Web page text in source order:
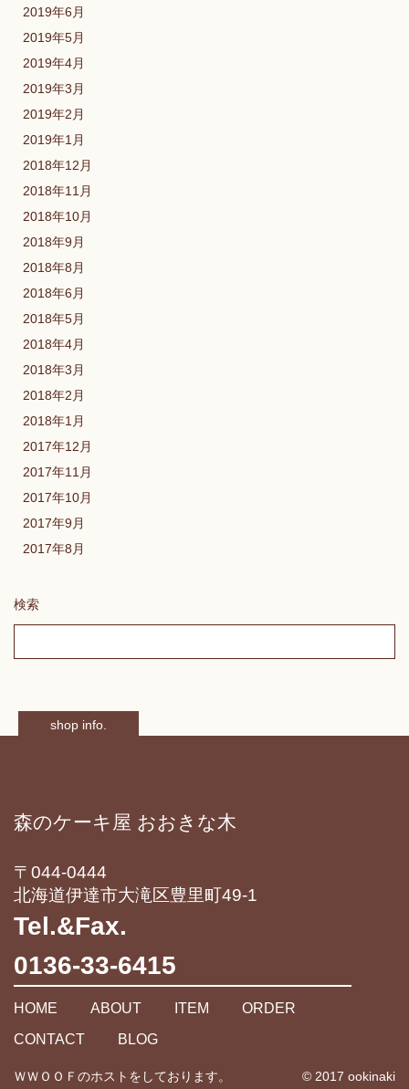
2019年6月
2019年5月
2019年4月
2019年3月
2019年2月
2019年1月
2018年12月
2018年11月
2018年10月
2018年9月
2018年8月
2018年6月
2018年5月
2018年4月
2018年3月
2018年2月
2018年1月
2017年12月
2017年11月
2017年10月
2017年9月
2017年8月
検索
shop info.
森のケーキ屋 おおきな木
〒044-0444
北海道伊達市大滝区豊里町49-1
Tel.&Fax.
0136-33-6415
HOME ABOUT ITEM
ORDER
CONTACT
BLOG
ＷＷＯＯＦのホストをしております。 © 2017 ookinaki